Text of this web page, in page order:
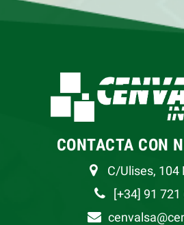
CONTACTA CON
C/Ulises, 104
[+34] 91 721